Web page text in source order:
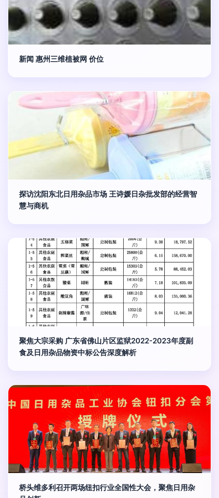
新闻 惠州三维植被网 价位
探访沈阳东北日用杂品市场 王诗媛日杂批发部的经营智
慧与商机
聚焦大宗采购 广东省佛山片区监狱2022-2023年度副
食及日用杂品物资中标公告深度解析
桥头维多利召开两场纽扣行业全国性大会，聚焦日用杂